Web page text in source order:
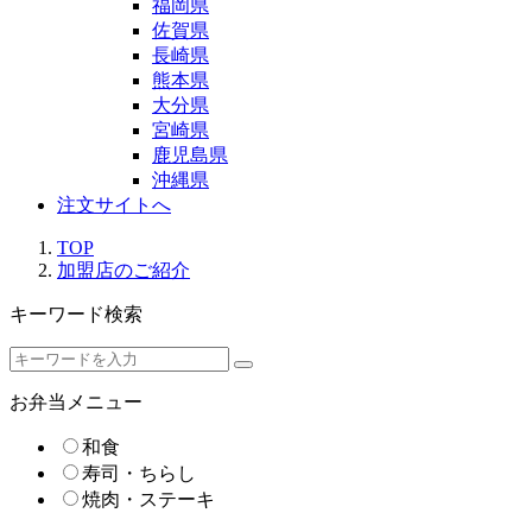
福岡県
佐賀県
長崎県
熊本県
大分県
宮崎県
鹿児島県
沖縄県
注文サイトへ
TOP
加盟店のご紹介
キーワード検索
お弁当メニュー
和食
寿司・ちらし
焼肉・ステーキ